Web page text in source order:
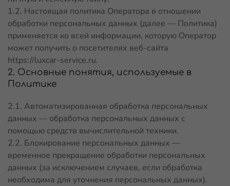
1.2. Настоящая политика Оператора в отношении
обработки персональных данных (далее — Политика)
применяется ко всей информации, которую Оператор
может получить о посетителях веб-сайта
https://luxcar-service.ru.
2. Основные понятия, используемые в
Политике
2.1. Автоматизированная обработка персональных
данных — обработка персональных данных с
помощью средств вычислительной техники.
2.2. Блокирование персональных данных —
временное прекращение обработки персональных
данных (за исключением случаев, если обработка
необходима для уточнения персональных данных).